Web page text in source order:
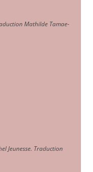
Mathilde Tamae-
Jeunesse. Traduction